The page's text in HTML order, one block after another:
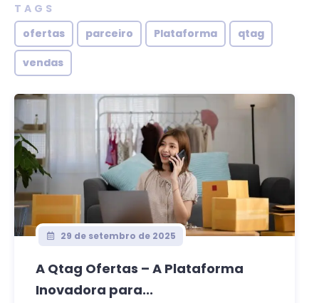
TAGS
ofertas
parceiro Plataforma qtag
vendas
29 de setembro de 2025
A Qtag Ofertas – A Plataforma
Inovadora para...